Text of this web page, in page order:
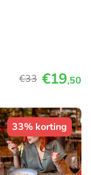
€33 €19,50
33% korting